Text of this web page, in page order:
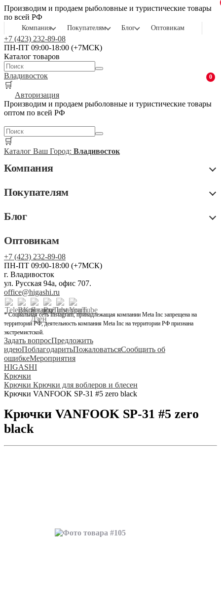
Производим и продаем рыболовные и туристические товары
по всей РФ
Компания Покупателям Блог Оптовикам
+7 (423) 232-89-08
ПН-ПТ 09:00-18:00 (+7МСК)
Каталог товаров
Владивосток
🛒
0
Авторизация
Производим и продаем рыболовные и туристические товары
оптом по всей РФ
🛒
Каталог Ваш Город: Владивосток
Компания
Покупателям
Блог
Оптовикам
+7 (423) 232-89-08
ПН-ПТ 09:00-18:00 (+7МСК)
г. Владивосток
ул. Русская 94а, офис 707.
office@higashi.ru
* Социальная сеть Instagram, принадлежащая компании Meta Inc запрещена на
территории РФ, деятельность компания Meta Inc на территории РФ признана
экстремистской.
Задать вопросПредложить
идеюПоблагодаритьПожаловатьсяСообщить об
ошибкеМероприятия
HIGASHI
Крючки
Крючки Крючки для воблеров и блесен
Крючки VANFOOK SP-31 #5 zero black
Крючки VANFOOK SP-31 #5 zero
black